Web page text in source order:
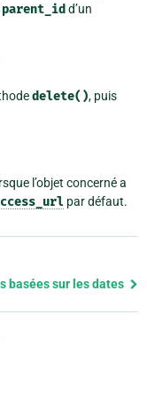
parent_id d’un
delete(), puis
l’objet concerné a
par défaut.
basées sur les dates